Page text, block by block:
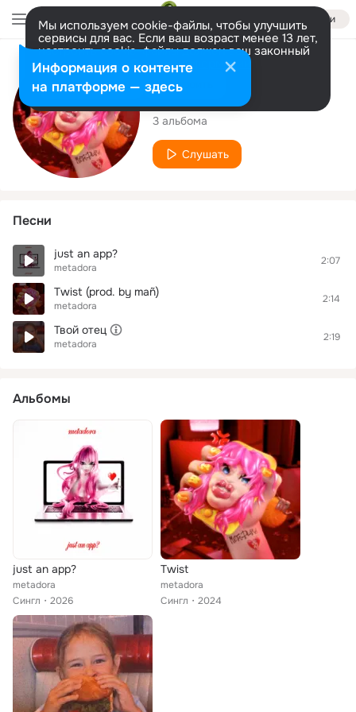
Войти
Мы используем cookie-файлы, чтобы улучшить
сервисы для вас. Если ваш возраст менее 13 лет,
настроить cookie-файлы должен ваш законный
представитель. Больше информации
Разрешить все Настроить
Исполнитель
metadora
3 альбома
Слушать
Песни
just an app?
metadora
2:07
Twist (prod. by mаñ)
metadora
2:14
Твой отец
metadora
2:19
Альбомы
just an app?
metadora
Сингл
2026
Twist
metadora
Сингл
2024
Информация о контенте
на платформе — здесь